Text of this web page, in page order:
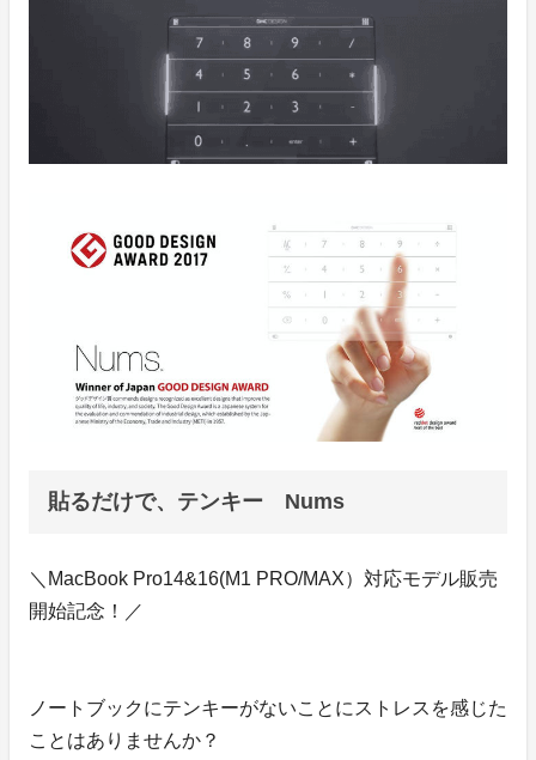
貼るだけで、テンキー Nums
＼MacBook Pro14&16(M1 PRO/MAX）対応モデル販売
開始記念！／
ノートブックにテンキーがないことにストレスを感じた
ことはありませんか？